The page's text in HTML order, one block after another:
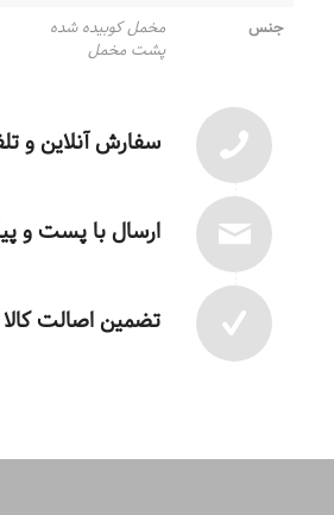
جنس
مخمل کوبیده شده
پشت مخمل
سفارش آنلاین و
ارسال با پست و
تضمین اصالت کالا